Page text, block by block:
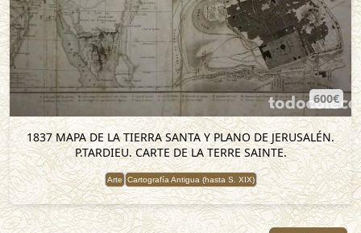
600€
1837 MAPA DE LA TIERRA SANTA Y PLANO DE JERUSALÉN.
P.TARDIEU. CARTE DE LA TERRE SAINTE.
Arte Cartografía Antigua (hasta S. XIX)